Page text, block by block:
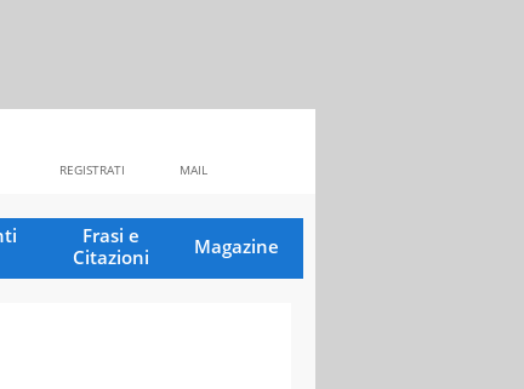
MAIL
REGISTRATI
Frasi e
Citazioni
Magazine